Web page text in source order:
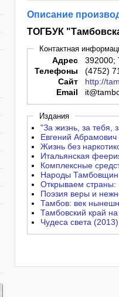
Описание
ТОГБУК
Контактная
Адрес
392000;
Телефоны
(4752)
Сайт
http://
Email
Издания
"За жизнь, за тебя,
Евгений
Жизнь без
Итальянская
Комплексные
Народы
Открываем
Поэзия веры и
Тамбов: век
Тамбовский край
Чудеса света (2013)